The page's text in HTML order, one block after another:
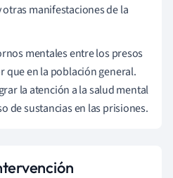
manifestaciones de la
mentales entre los presos
que en la población general.
la atención a la salud mental
de sustancias en las prisiones.